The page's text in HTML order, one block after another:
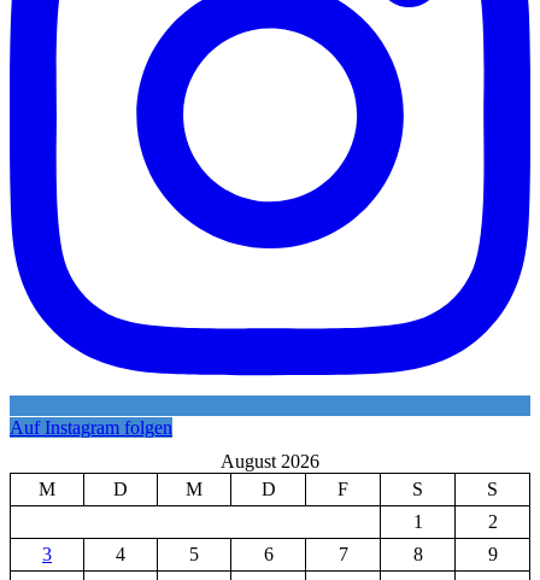
Auf Instagram folgen
August 2026
M
D M D F S
S
1
2
3
4 5 6 7 8
9